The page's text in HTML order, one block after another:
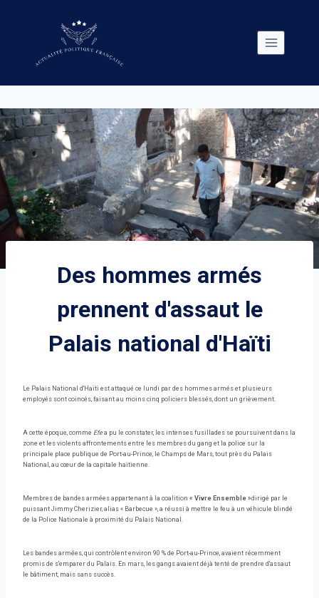
Des hommes armés
prennent d'assaut le
Palais national d'Haïti
Le Palais National d'Haïti est attaqué ce lundi par des hommes armés et plusieurs
employés sont coincés, faisant au moins cinq policiers blessés, dont un grièvement.
A cette époque, comme Efe a pu le constater, les intenses fusillades se poursuivent dans la
zone et les violents affrontements entre les membres du gang et la police sur la
principale place publique de Port-au-Prince, le Champs de Mars, tout près du Palais
National, au cœur de la capitale haïtienne.
Membres de bandes armées appartenant à la coalition « Vivre Ensemble »dirigé par le
puissant Jimmy Cherizier, alias « Barbecue », a réussi à mettre le feu à un véhicule blindé
de la Police Nationale à proximité du Palais National.
Les bandes armées, qui contrôlent environ 90 % de Port-au-Prince, avaient récemment
promis de s'emparer du Palais. En mars, les gangs avaient déjà tenté de prendre d'assaut
le bâtiment, mais sans succès.